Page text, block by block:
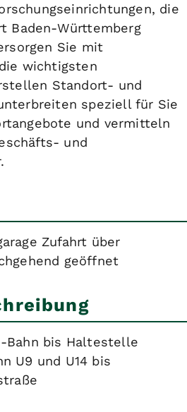
die
Baden-Württemberg
Sie mit
wichtigsten
Standort- und
speziell für Sie
und vermitteln
und
Zufahrt über
geöffnet
Bahn bis Haltestelle
U9 und U14 bis